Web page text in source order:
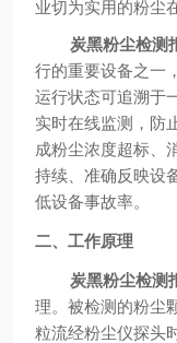
业切为实用的粉尘
炭黑粉尘检测
行的重要设备之一
运行状态可追溯于
实时在线监测，防
成粉尘浓度超标、
持续、准确反映设
低设备事故率。
二、工作原理
炭黑粉尘检测
理。被检测的粉尘
粒流经粉尘仪探头